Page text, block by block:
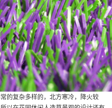
的复杂多样的，北方寒冷，降火较